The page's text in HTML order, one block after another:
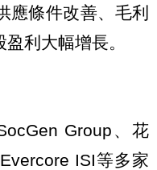
應條件改善、毛利
利大幅增長。
Group、花
ISI等多家